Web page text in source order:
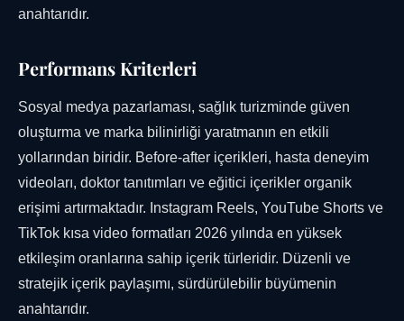
anahtarıdır.
Performans Kriterleri
Sosyal medya pazarlaması, sağlık turizminde güven
oluşturma ve marka bilinirliği yaratmanın en etkili
yollarından biridir. Before-after içerikleri, hasta deneyim
videoları, doktor tanıtımları ve eğitici içerikler organik
erişimi artırmaktadır. Instagram Reels, YouTube Shorts ve
TikTok kısa video formatları 2026 yılında en yüksek
etkileşim oranlarına sahip içerik türleridir. Düzenli ve
stratejik içerik paylaşımı, sürdürülebilir büyümenin
anahtarıdır.